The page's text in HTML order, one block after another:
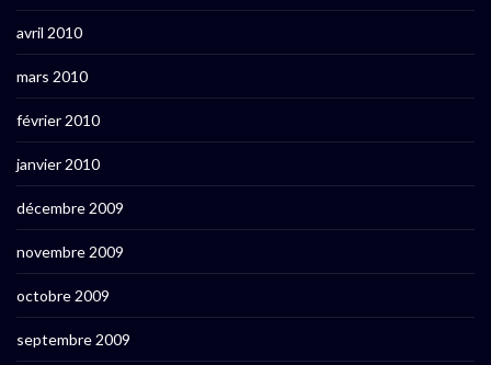
avril 2010
mars 2010
février 2010
janvier 2010
décembre 2009
novembre 2009
octobre 2009
septembre 2009